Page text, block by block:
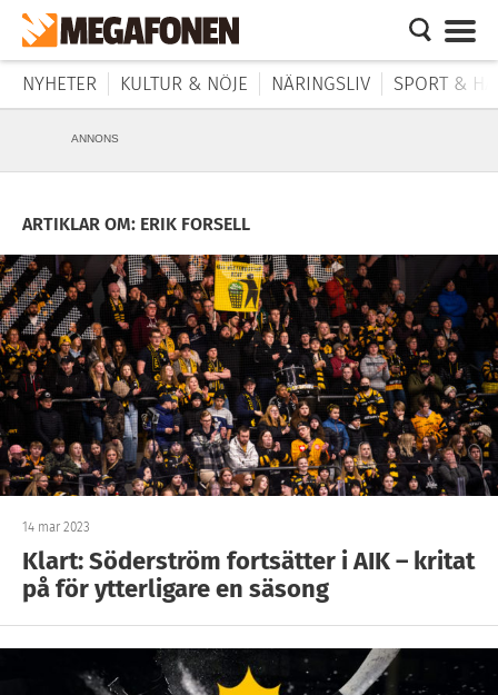
NYHETER KULTUR & NÖJE NÄRINGSLIV SPORT &
ANNONS
ARTIKLAR OM: ERIK FORSELL
14 mar 2023
Klart: Söderström fortsätter i AIK – kritat
på för ytterligare en säsong